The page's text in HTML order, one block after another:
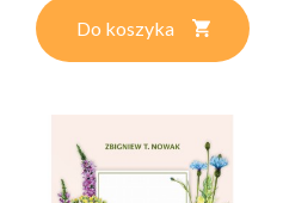
Do koszyka